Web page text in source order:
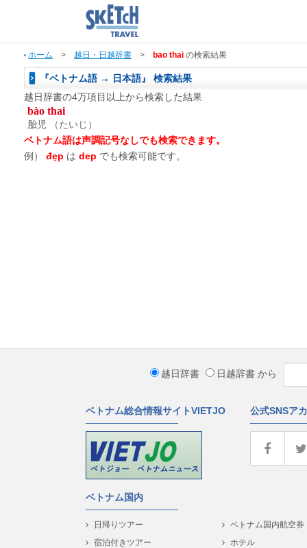
ホーム > 越日・日越辞書 > bao thai の検索結果
『ベトナム語 → 日本語』 検索結果
越日辞書の4万項目以上から検索した結果
bào thai
胎児
（たいじ）
ベトナム語は声調記号なしでも検索できます。
例）
đẹp は dep でも検索可能です。
越日辞書 日越辞書 から
ベトナム総合情報サイトVIETJO 公式SNSア
ベトナム国内
日帰りツアー
宿泊付きツアー
ベトナム国内航空券
ホテル